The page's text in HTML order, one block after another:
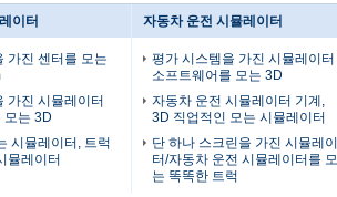
이터
가진 센터를 모는
가진 시뮬레이터
모는 3D
시뮬레이터, 트럭
뮬레이터
자동차 운전 시뮬레이터
평가 시스템을 가진 시뮬레이터
소프트웨어를 모는 3D
자동차 운전 시뮬레이터 기계,
3D 직업적인 모는 시뮬레이터
단 하나 스크린을 가진 시뮬레이
터/자동차 운전 시뮬레이터를 모
는 똑똑한 트럭